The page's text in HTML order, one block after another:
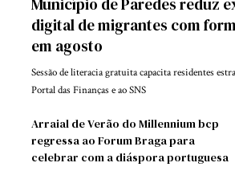
digital de migrantes com
em agosto
Sessão de literacia gratuita capacita residentes
Portal das Finanças e ao SNS
Arraial de Verão do Millennium bcp
regressa ao Forum Braga para
celebrar com a diáspora portuguesa